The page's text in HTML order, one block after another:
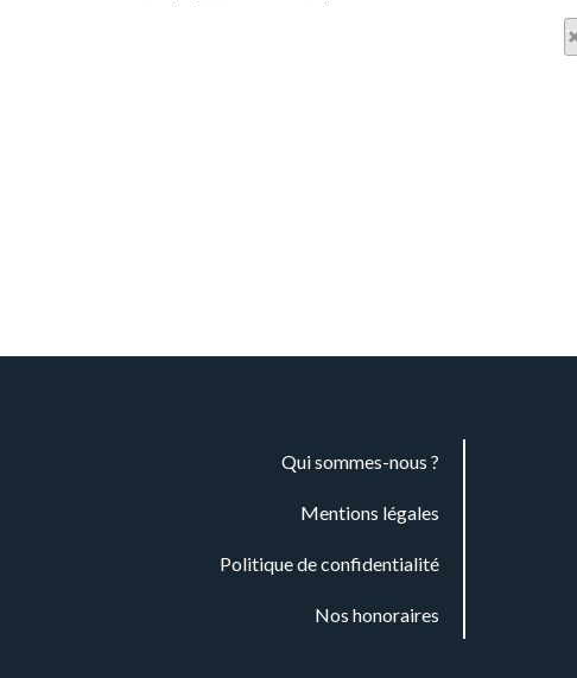
Qui sommes-nous ?
Mentions légales
Politique de confidentialité
Nos honoraires